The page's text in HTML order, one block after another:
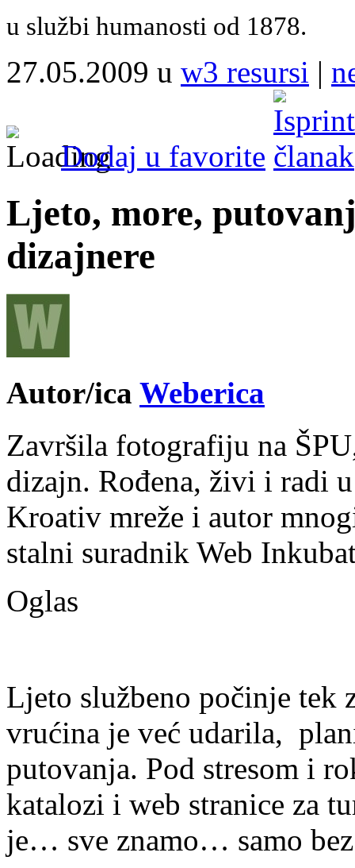
u službi humanosti od 1878.
27.05.2009 u w3 resursi |
Dodaj u favorite
Ljeto, more,
dizajnere
Autor/ica Weberica
Završila fotografiju na
dizajn. Rođena, živi i radi
Kroativ mreže i autor
stalni suradnik Web
Oglas
Ljeto službeno počinje tek
vrućina je već udarila,
putovanja. Pod stresom i
katalozi i web stranice za
je… sve znamo… samo